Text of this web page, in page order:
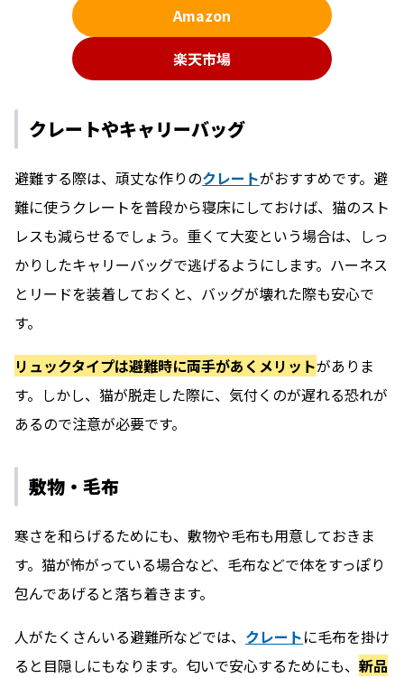
Amazon
楽天市場
クレートやキャリーバッグ
避難する際は、頑丈な作りのクレートがおすすめです。避
難に使うクレートを普段から寝床にしておけば、猫のスト
レスも減らせるでしょう。重くて大変という場合は、しっ
かりしたキャリーバッグで逃げるようにします。ハーネス
とリードを装着しておくと、バッグが壊れた際も安心で
す。
リュックタイプは避難時に両手があくメリットがありま
す。しかし、猫が脱走した際に、気付くのが遅れる恐れが
あるので注意が必要です。
敷物・毛布
寒さを和らげるためにも、敷物や毛布も用意しておきま
す。猫が怖がっている場合など、毛布などで体をすっぽり
包んであげると落ち着きます。
人がたくさんいる避難所などでは、 クレートに毛布を掛け
ると目隠しにもなります。匂いで安心するためにも、 新品